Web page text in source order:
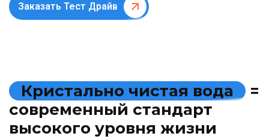
Заказать Тест Драйв
Кристально чистая вода
=
современный стандарт
высокого уровня жизни